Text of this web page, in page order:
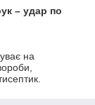
– удар по
на